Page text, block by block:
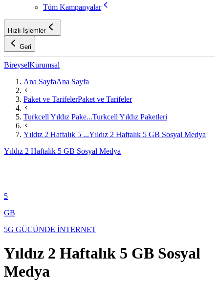
Tüm Kampanyalar
Hızlı İşlemler
Geri
BireyselKurumsal
Ana SayfaAna Sayfa
Paket ve TarifelerPaket ve Tarifeler
Turkcell Yıldız Pake...Turkcell Yıldız Paketleri
Yıldız 2 Haftalık 5 ...Yıldız 2 Haftalık 5 GB Sosyal Medya
Yıldız 2 Haftalık 5 GB Sosyal Medya
5
GB
5G GÜCÜNDE İNTERNET
Yıldız 2 Haftalık 5 GB Sosyal
Medya